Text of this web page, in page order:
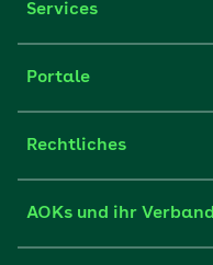
Services
Portale
Rechtliches
AOKs und ihr Verband